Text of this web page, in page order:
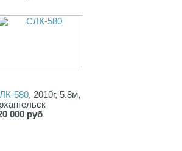
580, 2010г, 5.8м,
000 руб